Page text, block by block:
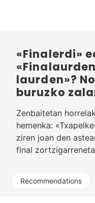
Recommendations
«Finalerdi»
laurden»?
buruzko
Zenbaitetan
hemenka:
ziren joan den
final